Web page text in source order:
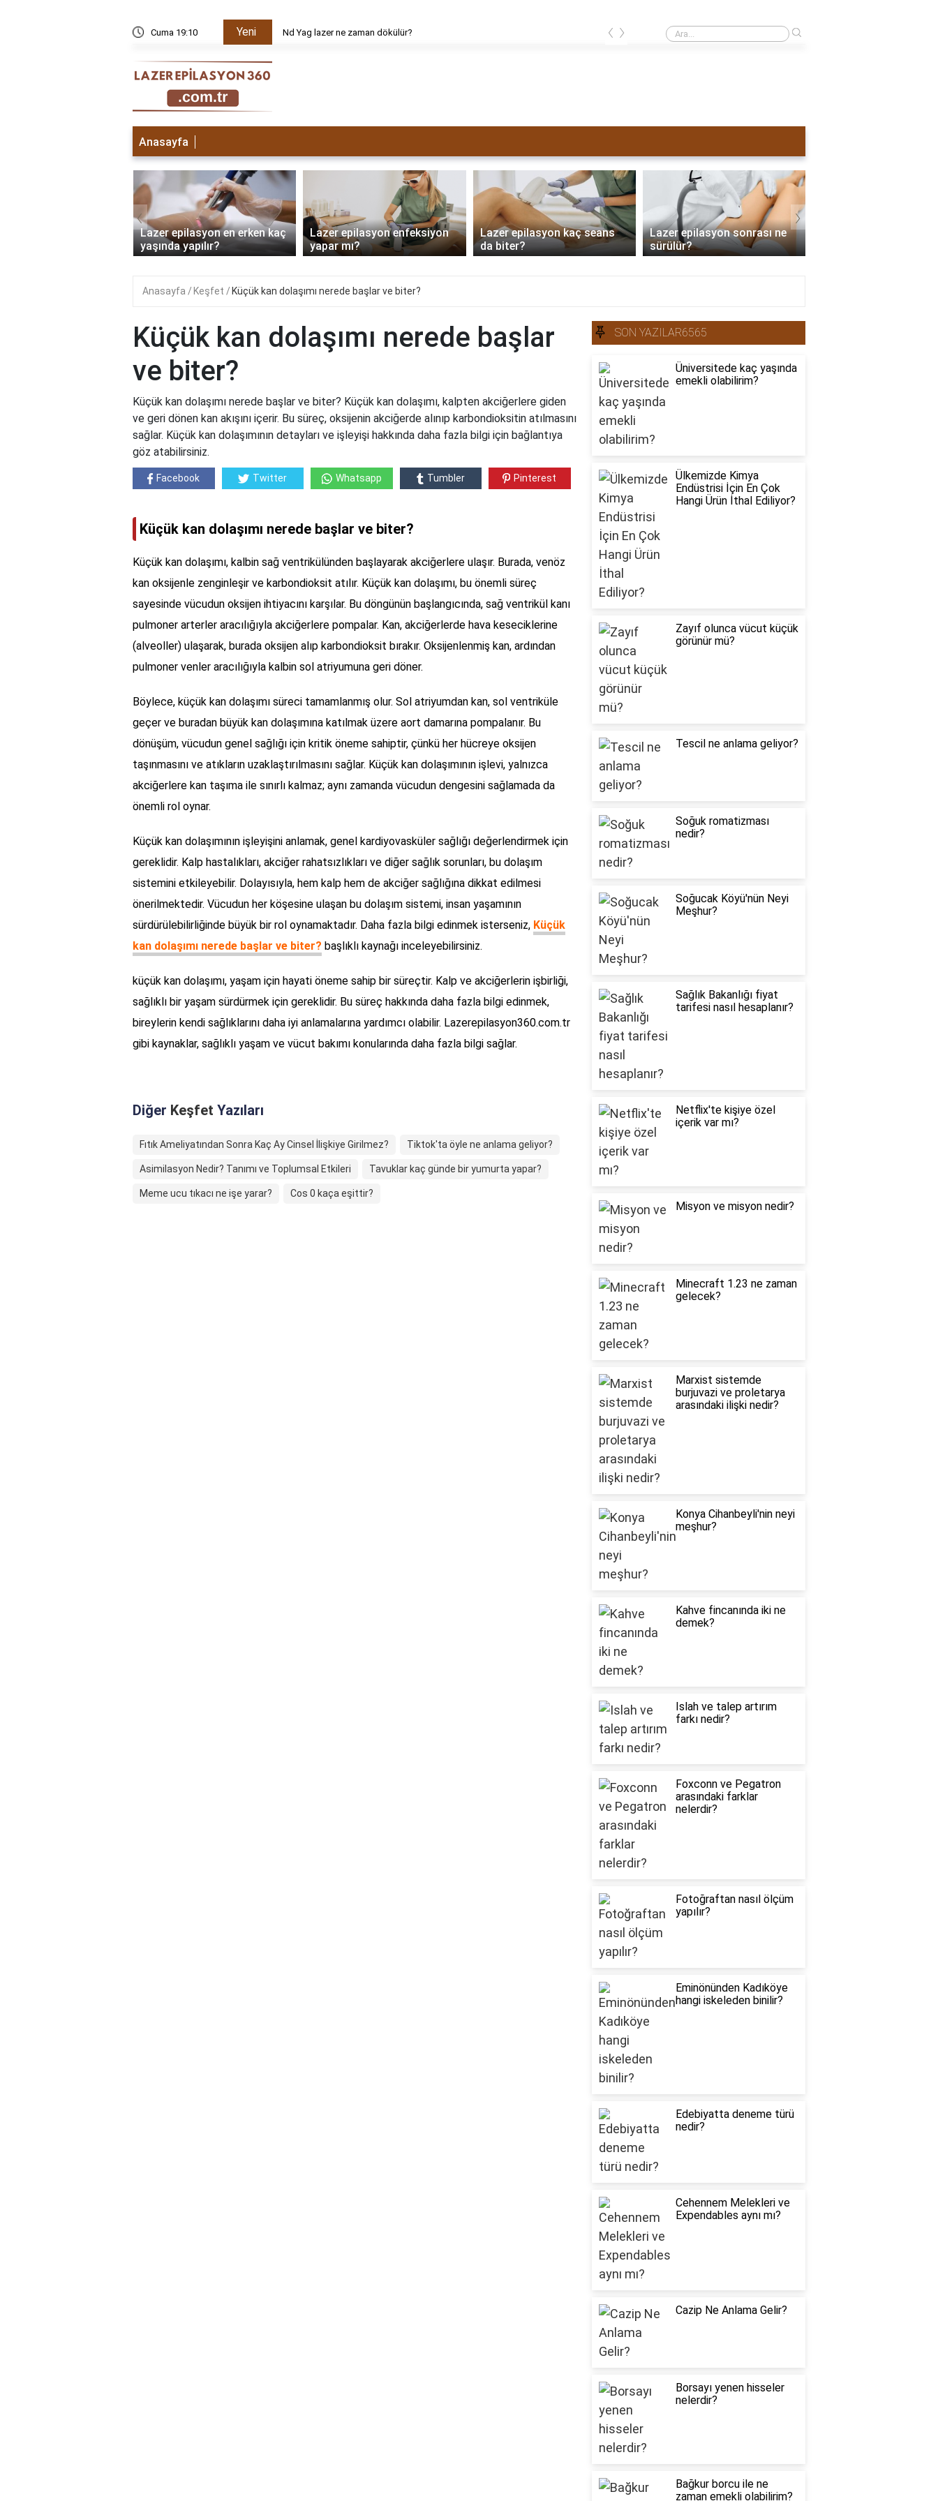
Cuma 19:10 Yeni Nd Yag lazer ne zaman dökülür? Sivilceli yüze lazer yapılırsa ne olur?
‹ ›
Anasayfa
Lazer epilasyon en erken kaç
yaşında yapılır?
Lazer epilasyon enfeksiyon
yapar mı?
Lazer epilasyon kaç seans
da biter?
Lazer epilasyon sonrası ne
sürülür?
‹ ›
Anasayfa Keşfet Küçük kan dolaşımı nerede başlar ve biter?
Küçük kan dolaşımı nerede başlar
ve biter?
Küçük kan dolaşımı nerede başlar ve biter? Küçük kan dolaşımı, kalpten akciğerlere giden
ve geri dönen kan akışını içerir. Bu süreç, oksijenin akciğerde alınıp karbondioksitin atılmasını
sağlar. Küçük kan dolaşımının detayları ve işleyişi hakkında daha fazla bilgi için bağlantıya
göz atabilirsiniz.
Facebook Twitter Whatsapp Tumbler Pinterest
Küçük kan dolaşımı nerede başlar ve biter?
Küçük kan dolaşımı, kalbin sağ ventrikülünden başlayarak akciğerlere ulaşır. Burada, venöz
kan oksijenle zenginleşir ve karbondioksit atılır. Küçük kan dolaşımı, bu önemli süreç
sayesinde vücudun oksijen ihtiyacını karşılar. Bu döngünün başlangıcında, sağ ventrikül kanı
pulmoner arterler aracılığıyla akciğerlere pompalar. Kan, akciğerlerde hava keseciklerine
(alveoller) ulaşarak, burada oksijen alıp karbondioksit bırakır. Oksijenlenmiş kan, ardından
pulmoner venler aracılığıyla kalbin sol atriyumuna geri döner.
Böylece, küçük kan dolaşımı süreci tamamlanmış olur. Sol atriyumdan kan, sol ventriküle
geçer ve buradan büyük kan dolaşımına katılmak üzere aort damarına pompalanır. Bu
dönüşüm, vücudun genel sağlığı için kritik öneme sahiptir, çünkü her hücreye oksijen
taşınmasını ve atıkların uzaklaştırılmasını sağlar. Küçük kan dolaşımının işlevi, yalnızca
akciğerlere kan taşıma ile sınırlı kalmaz; aynı zamanda vücudun dengesini sağlamada da
önemli rol oynar.
Küçük kan dolaşımının işleyişini anlamak, genel kardiyovasküler sağlığı değerlendirmek için
gereklidir. Kalp hastalıkları, akciğer rahatsızlıkları ve diğer sağlık sorunları, bu dolaşım
sistemini etkileyebilir. Dolayısıyla, hem kalp hem de akciğer sağlığına dikkat edilmesi
önerilmektedir. Vücudun her köşesine ulaşan bu dolaşım sistemi, insan yaşamının
sürdürülebilirliğinde büyük bir rol oynamaktadır. Daha fazla bilgi edinmek isterseniz, Küçük
kan dolaşımı nerede başlar ve biter? başlıklı kaynağı inceleyebilirsiniz.
küçük kan dolaşımı, yaşam için hayati öneme sahip bir süreçtir. Kalp ve akciğerlerin işbirliği,
sağlıklı bir yaşam sürdürmek için gereklidir. Bu süreç hakkında daha fazla bilgi edinmek,
bireylerin kendi sağlıklarını daha iyi anlamalarına yardımcı olabilir. Lazerepilasyon360.com.tr
gibi kaynaklar, sağlıklı yaşam ve vücut bakımı konularında daha fazla bilgi sağlar.
Diğer Keşfet Yazıları
Fıtık Ameliyatından Sonra Kaç Ay Cinsel İlişkiye Girilmez? Tiktok'ta öyle ne anlama geliyor?
Asimilasyon Nedir? Tanımı ve Toplumsal Etkileri Tavuklar kaç günde bir yumurta yapar?
Meme ucu tıkacı ne işe yarar? Cos 0 kaça eşittir?
SON YAZILAR6565
Üniversitede kaç yaşında
emekli olabilirim?
Ülkemizde Kimya
Endüstrisi İçin En Çok
Hangi Ürün İthal Ediliyor?
Zayıf olunca vücut küçük
görünür mü?
Tescil ne anlama geliyor?
Soğuk romatizması
nedir?
Soğucak Köyü'nün Neyi
Meşhur?
Sağlık Bakanlığı fiyat
tarifesi nasıl hesaplanır?
Netflix'te kişiye özel
içerik var mı?
Misyon ve misyon nedir?
Minecraft 1.23 ne zaman
gelecek?
Marxist sistemde
burjuvazi ve proletarya
arasındaki ilişki nedir?
Konya Cihanbeyli'nin neyi
meşhur?
Kahve fincanında iki ne
demek?
Islah ve talep artırım
farkı nedir?
Foxconn ve Pegatron
arasındaki farklar
nelerdir?
Fotoğraftan nasıl ölçüm
yapılır?
Eminönünden Kadıköye
hangi iskeleden binilir?
Edebiyatta deneme türü
nedir?
Cehennem Melekleri ve
Expendables aynı mı?
Cazip Ne Anlama Gelir?
Borsayı yenen hisseler
nelerdir?
Bağkur borcu ile ne
zaman emekli olabilirim?